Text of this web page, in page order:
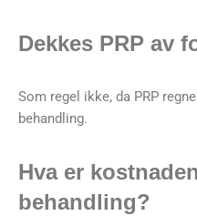
Dekkes PRP av
Som regel ikke, da PRP
behandling.
Hva er
behandling?